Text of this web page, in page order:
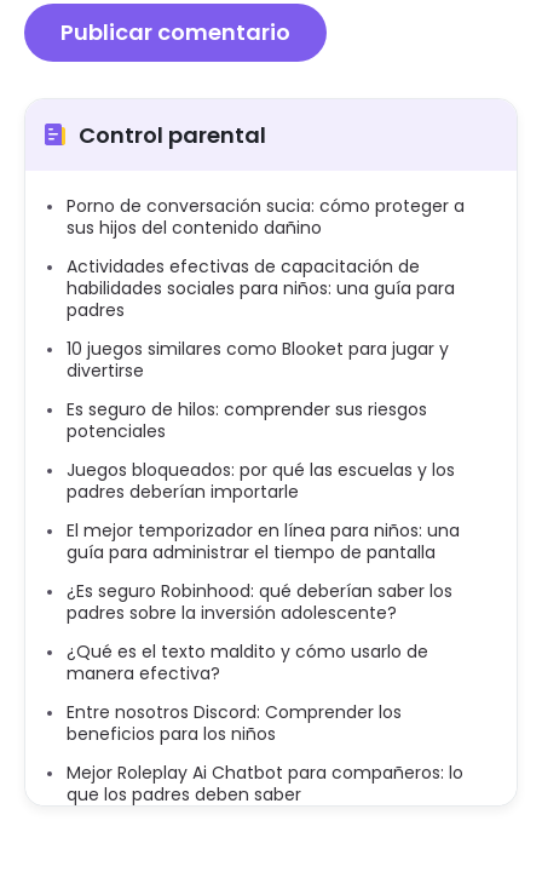
Control parental
Porno de conversación sucia: cómo proteger a
sus hijos del contenido dañino
Actividades efectivas de capacitación de
habilidades sociales para niños: una guía para
padres
10 juegos similares como Blooket para jugar y
divertirse
Es seguro de hilos: comprender sus riesgos
potenciales
Juegos bloqueados: por qué las escuelas y los
padres deberían importarle
El mejor temporizador en línea para niños: una
guía para administrar el tiempo de pantalla
¿Es seguro Robinhood: qué deberían saber los
padres sobre la inversión adolescente?
¿Qué es el texto maldito y cómo usarlo de
manera efectiva?
Entre nosotros Discord: Comprender los
beneficios para los niños
Mejor Roleplay Ai Chatbot para compañeros: lo
que los padres deben saber